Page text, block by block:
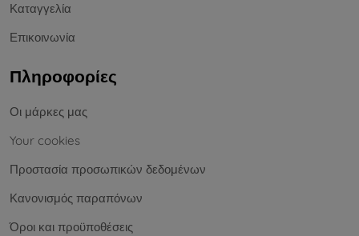
Καταγγελία
Επικοινωνία
Πληροφορίες
Οι μάρκες μας
Your cookies
Προστασία προσωπικών δεδομένων
Κανονισμός παραπόνων
Όροι και προϋποθέσεις